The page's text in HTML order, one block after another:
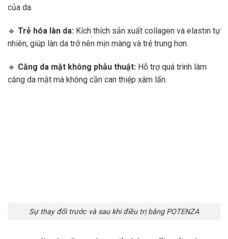
của da.
🔹 Trẻ hóa làn da: Kích thích sản xuất collagen và elastin tự
nhiên, giúp làn da trở nên mịn màng và trẻ trung hơn.
🔹 Căng da mặt không phẫu thuật: Hỗ trợ quá trình làm
căng da mặt mà không cần can thiệp xâm lấn.
Sự thay đổi trước và sau khi điều trị bằng POTENZA